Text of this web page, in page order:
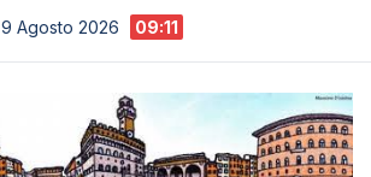
9 Agosto 2026 09:11